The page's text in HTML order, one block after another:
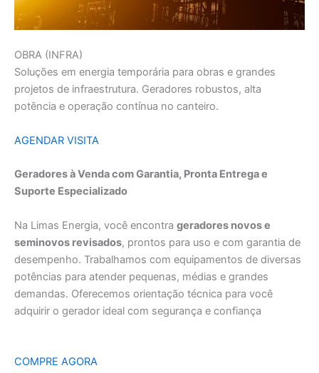
OBRA (INFRA)
Soluções em energia temporária para obras e grandes
projetos de infraestrutura. Geradores robustos, alta
potência e operação contínua no canteiro.
AGENDAR VISITA
Geradores à Venda com Garantia, Pronta Entrega e
Suporte Especializado
Na Limas Energia, você encontra geradores novos e
seminovos revisados, prontos para uso e com garantia de
desempenho. Trabalhamos com equipamentos de diversas
potências para atender pequenas, médias e grandes
demandas. Oferecemos orientação técnica para você
adquirir o gerador ideal com segurança e confiança
COMPRE AGORA